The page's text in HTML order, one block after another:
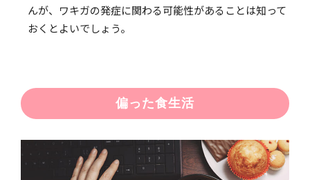
んが、ワキガの発症に関わる可能性があることは知って
おくとよいでしょう。
偏った食生活